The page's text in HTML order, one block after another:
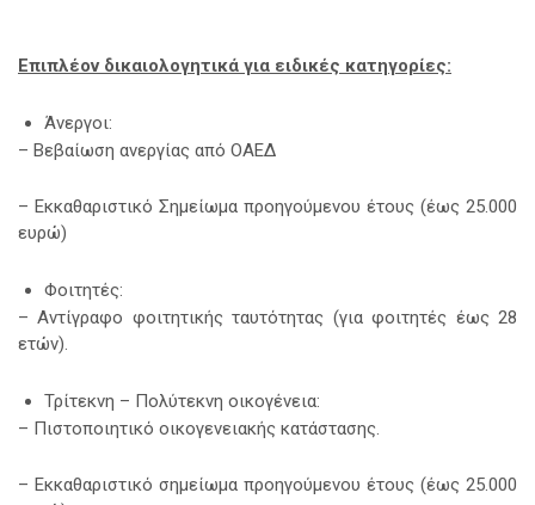
Επιπλέον δικαιολογητικά για ειδικές κατηγορίες:
Άνεργοι:
– Βεβαίωση ανεργίας από ΟΑΕΔ
– Εκκαθαριστικό Σημείωμα προηγούμενου έτους (έως 25.000
ευρώ)
Φοιτητές:
– Αντίγραφο φοιτητικής ταυτότητας (για φοιτητές έως 28
ετών).
Τρίτεκνη – Πολύτεκνη οικογένεια:
– Πιστοποιητικό οικογενειακής κατάστασης.
– Εκκαθαριστικό σημείωμα προηγούμενου έτους (έως 25.000